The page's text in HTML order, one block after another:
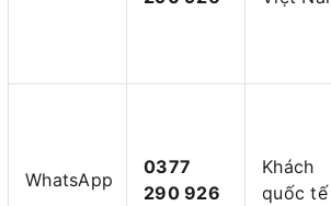
WhatsApp
0377
290 926
Khách
quốc tế